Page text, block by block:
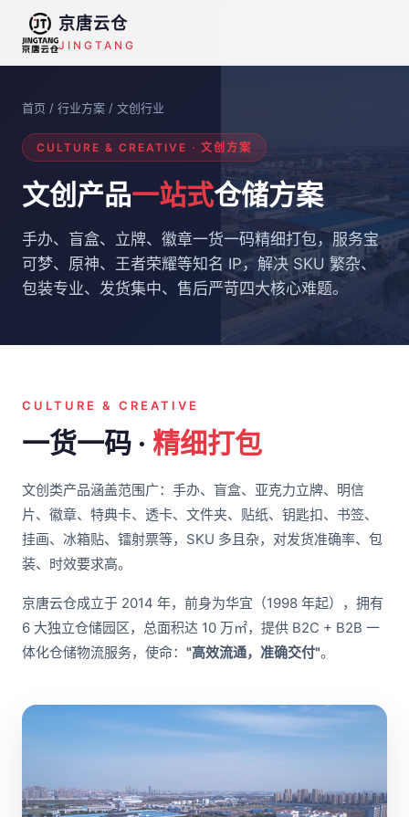
京唐云仓
JINGTANG
首页 / 行业方案 / 文创行业
CULTURE & CREATIVE · 文创方案
文创产品一站式仓储方案
手办、盲盒、立牌、徽章一货一码精细打包，服务宝
可梦、原神、王者荣耀等知名 IP，解决 SKU 繁杂、
包装专业、发货集中、售后严苛四大核心难题。
CULTURE & CREATIVE
一货一码 · 精细打包
文创类产品涵盖范围广：手办、盲盒、亚克力立牌、明信
片、徽章、特典卡、透卡、文件夹、贴纸、钥匙扣、书签、
挂画、冰箱贴、镭射票等，SKU 多且杂，对发货准确率、包
装、时效要求高。
京唐云仓成立于 2014 年，前身为华宜（1998 年起），拥有
6 大独立仓储园区，总面积达 10 万㎡，提供 B2C + B2B 一
体化仓储物流服务，使命： "高效流通，准确交付"。